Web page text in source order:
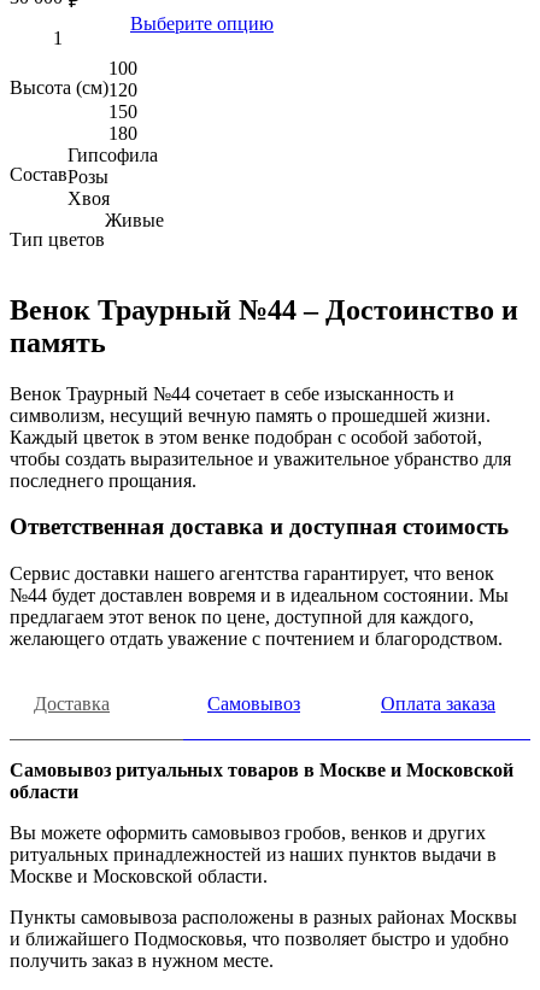
Выберите опцию
Высота (см)
100
120
150
180
Состав
Гипсофила
Розы
Хвоя
Тип цветов
Живые
Венок Траурный №44 – Достоинство и
память
Венок Траурный №44 сочетает в себе изысканность и
символизм, несущий вечную память о прошедшей жизни.
Каждый цветок в этом венке подобран с особой заботой,
чтобы создать выразительное и уважительное убранство для
последнего прощания.
Ответственная доставка и доступная стоимость
Сервис доставки нашего агентства гарантирует, что венок
№44 будет доставлен вовремя и в идеальном состоянии. Мы
предлагаем этот венок по цене, доступной для каждого,
желающего отдать уважение с почтением и благородством.
Доставка Самовывоз Оплата заказа
Самовывоз ритуальных товаров в Москве и Московской
области
Вы можете оформить самовывоз гробов, венков и других
ритуальных принадлежностей из наших пунктов выдачи в
Москве и Московской области.
Пункты самовывоза расположены в разных районах Москвы
и ближайшего Подмосковья, что позволяет быстро и удобно
получить заказ в нужном месте.